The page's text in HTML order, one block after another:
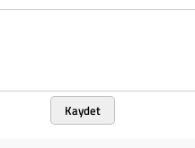
Kaydet